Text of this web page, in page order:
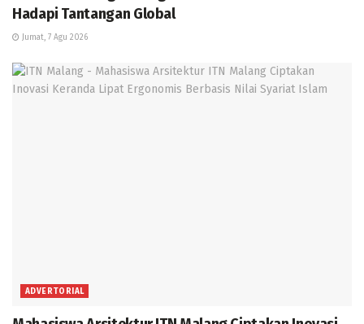
Hadapi Tantangan Global
Jumat, 7 Agu 2026
ADVERTORIAL